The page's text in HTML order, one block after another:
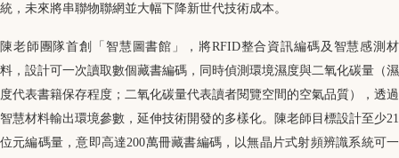
統，未來將串聯物聯網並大幅下降新世代技術成本。
陳老師團隊首創「智慧圖書館」，將RFID整合資訊編碼及智慧感測材
料，設計可一次讀取數個藏書編碼，同時偵測環境濕度與二氧化碳量（濕
度代表書籍保存程度；二氧化碳量代表讀者閱覽空間的空氣品質），透過
智慧材料輸出環境參數，延伸技術開發的多樣化。陳老師目標設計至少21
位元編碼量，意即高達200萬冊藏書編碼，以無晶片式射頻辨識系統可一